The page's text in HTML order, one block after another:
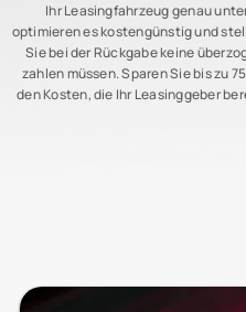
Ihr Leasingfahrzeug genau
optimieren es kostengünstig und
Sie bei der Rückgabe keine
zahlen müssen. Sparen Sie bis zu
den Kosten, die Ihr Leasinggeber